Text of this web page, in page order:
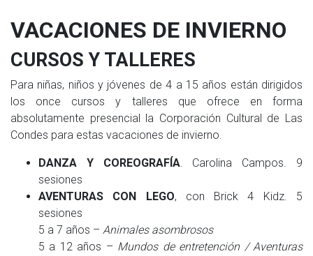
VACACIONES DE INVIERNO
CURSOS Y TALLERES
Para niñas, niños y jóvenes de 4 a 15 años están dirigidos
los once cursos y talleres que ofrece en forma
absolutamente presencial la Corporación Cultural de Las
Condes para estas vacaciones de invierno.
DANZA Y COREOGRAFÍA. Carolina Campos. 9
sesiones
AVENTURAS CON LEGO, con Brick 4 Kidz. 5
sesiones
5 a 7 años – Animales asombrosos
5 a 12 años – Mundos de entretención / Aventuras